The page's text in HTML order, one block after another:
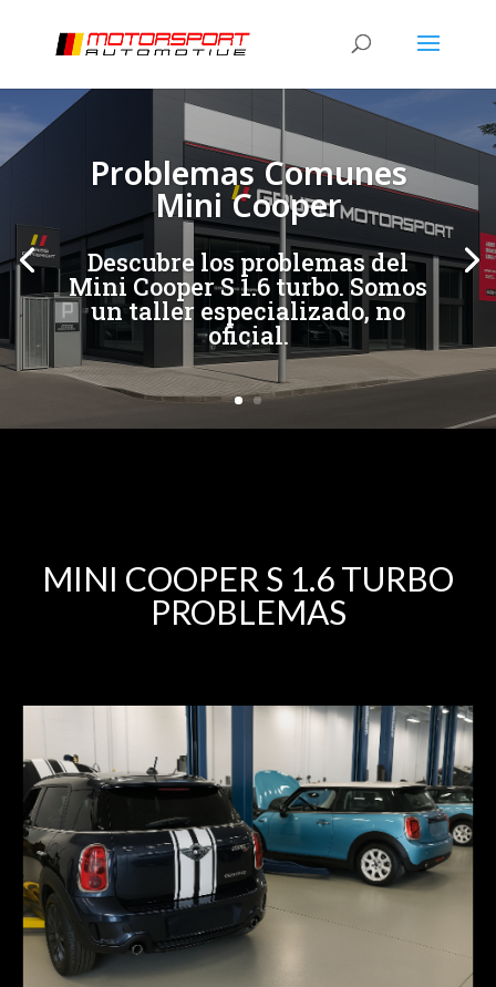
Problemas Comunes
Mini Cooper
Descubre los problemas del
Mini Cooper S 1.6 turbo. Somos
un taller especializado, no
oficial.
[/et_pb_slide] [/et_pb_slide]
MINI COOPER S 1.6 TURBO
PROBLEMAS